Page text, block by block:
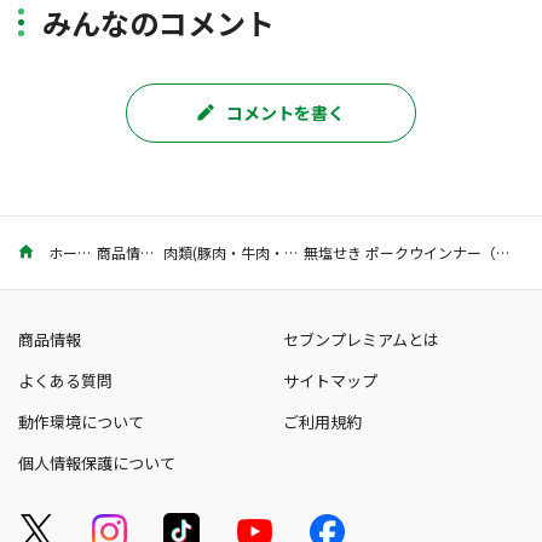
みんなのコメント
コメントを書く
ホーム 商品情報 肉類(豚肉・牛肉・鶏肉) 無塩せき ポークウインナー（あらびき） 7本入
商品情報
セブンプレミアムとは
よくある質問
サイトマップ
動作環境について
ご利用規約
個人情報保護について